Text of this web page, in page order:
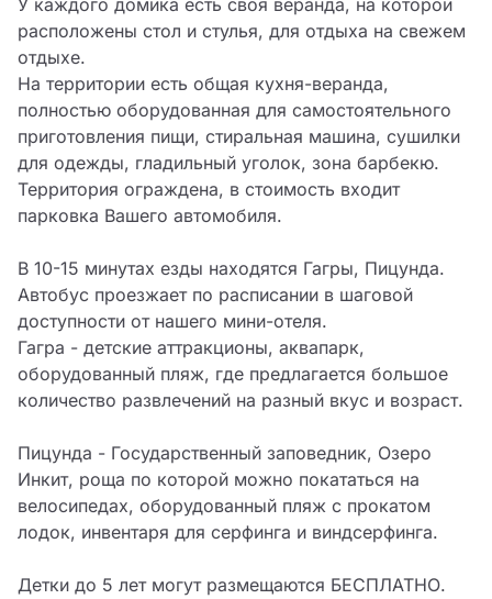
У каждого домика есть своя веранда, на которой
расположены стол и стулья, для отдыха на свежем
отдыхе.
На территории есть общая кухня-веранда,
полностью оборудованная для самостоятельного
приготовления пищи, стиральная машина, сушилки
для одежды, гладильный уголок, зона барбекю.
Территория ограждена, в стоимость входит
парковка Вашего автомобиля.
В 10-15 минутах езды находятся Гагры, Пицунда.
Автобус проезжает по расписании в шаговой
доступности от нашего мини-отеля.
Гагра - детские аттракционы, аквапарк,
оборудованный пляж, где предлагается большое
количество развлечений на разный вкус и возраст.
Пицунда - Государственный заповедник, Озеро
Инкит, роща по которой можно покататься на
велосипедах, оборудованный пляж с прокатом
лодок, инвентаря для серфинга и виндсерфинга.
Детки до 5 лет могут размещаются БЕСПЛАТНО.